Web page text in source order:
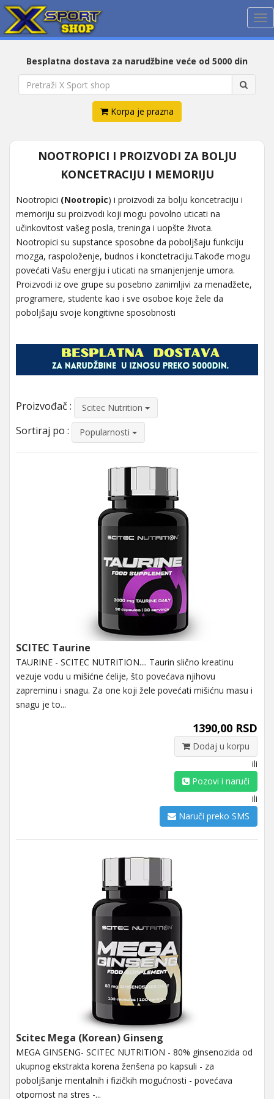
Besplatna dostava za narudžbine veće od 5000 din
Korpa je prazna
NOOTROPICI I PROIZVODI ZA BOLJU
KONCETRACIJU I MEMORIJU
Nootropici (Nootropic) i proizvodi za bolju koncetraciju i
memoriju su proizvodi koji mogu povolno uticati na
učinkovitost vašeg posla, treninga i uopšte života.
Nootropici su supstance sposobne da poboljšaju funkciju
mozga, raspoloženje, budnos i konctetraciju.Takođe mogu
povećati Vašu energiju i uticati na smanjenjenje umora.
Proizvodi iz ove grupe su posebno zanimljivi za menadžete,
programere, studente kao i sve osoboe koje žele da
poboljšaju svoje kongitivne sposobnosti
Proizvođač : Scitec Nutrition
Sortiraj po : Popularnosti
SCITEC Taurine
TAURINE - SCITEC NUTRITION.... Taurin slično kreatinu
vezuje vodu u mišićne ćelije, što povećava njihovu
zapreminu i snagu. Za one koji žele povećati mišićnu masu i
snagu je to...
1390,00 RSD
Dodaj u korpu
ili
Pozovi i naruči
ili
Naruči preko SMS
Scitec Mega (Korean) Ginseng
MEGA GINSENG- SCITEC NUTRITION - 80% ginsenozida od
ukupnog ekstrakta korena ženšena po kapsuli - za
poboljšanje mentalnih i fizičkih mogućnosti - povećava
otpornost na stres -...